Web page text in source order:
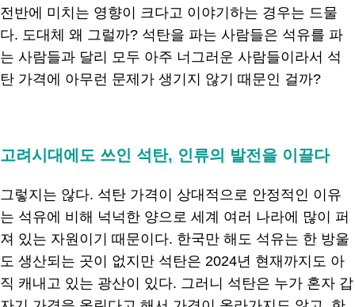
전반에 미치는 영향이 크다고 이야기하는 경우는 드물
다. 도대체 왜 그럴까? 석탄을 파는 사람들은 석유를 파
는 사람들과 달리 모두 아주 너그러운 사람들이라서 석
탄 가격에 아무런 문제가 생기지 않기 때문인 걸까?
고려시대에도 쓰인 석탄, 인류의 발전을 이끌다
그렇지는 않다. 석탄 가격이 상대적으로 안정적인 이유
는 석유에 비해 넉넉한 양으로 세계 여러 나라에 많이 퍼
져 있는 자원이기 때문이다. 한국만 해도 석유는 한 방울
도 생산되는 곳이 없지만 석탄은 2024년 현재까지도 아
직 캐내고 있는 광산이 있다. 그러니 석탄은 누가 혼자 갑